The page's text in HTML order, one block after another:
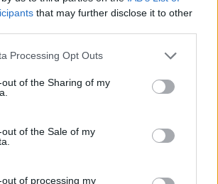
that may further disclose it to other
Processing Opt Outs
of the Sharing of my
of the Sale of my
of processing my
och ägg också eller vispar du det
man så kommer ibland för mkt luft in i
den torr.